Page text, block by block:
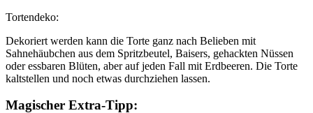
Tortendeko:
Dekoriert werden kann die Torte ganz nach Belieben mit
Sahnehäubchen aus dem Spritzbeutel, Baisers, gehackten Nüssen
oder essbaren Blüten, aber auf jeden Fall mit Erdbeeren. Die Torte
kaltstellen und noch etwas durchziehen lassen.
Magischer Extra-Tipp: